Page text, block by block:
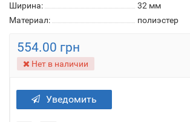
Ширина:
32 мм
Материал:
полиэстер
554.00 грн
Нет в наличии
Уведомить